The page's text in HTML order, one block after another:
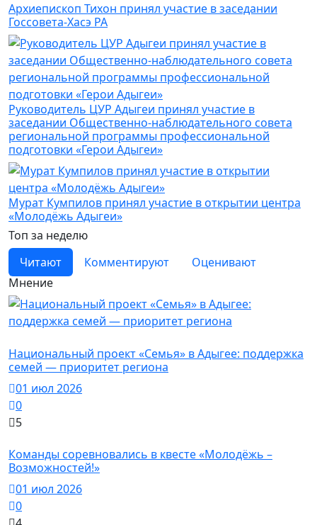
Архиепископ Тихон принял участие в заседании
Госсовета-Хасэ РА
Руководитель ЦУР Адыгеи принял участие в
заседании Общественно-наблюдательного совета
региональной программы профессиональной
подготовки «Герои Адыгеи»
Мурат Кумпилов принял участие в открытии центра
«Молодёжь Адыгеи»
Топ за неделю
Читают
Комментируют
Оценивают
Мнение
Национальный проект «Семья» в Адыгее: поддержка
семей — приоритет региона
01 июл 2026
0
5
Команды соревновались в квесте «Молодёжь –
Возможностей!»
01 июл 2026
0